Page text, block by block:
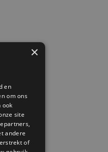
×
en
om ons
ook
site
andere
of